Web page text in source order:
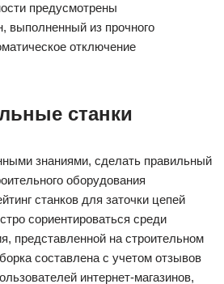
предусмотрены
выполненный из прочного
отключение
станки
знаниями, сделать правильный
оборудования
станков для заточки цепей
сориентироваться среди
представленной на строительном
составлена с учетом отзывов
интернет-магазинов,